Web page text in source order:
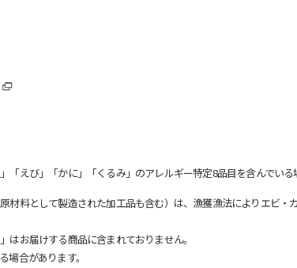
「えび」「かに」「くるみ」のアレルギー特定8品目を含んでいる
料として製造された加工品も含む）は、漁獲漁法によりエビ
お届けする商品に含まれておりません。
合があります。